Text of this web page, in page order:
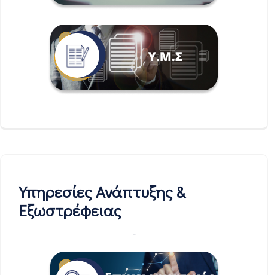
Υπηρεσίες Ανάπτυξης &
Εξωστρέφειας
-